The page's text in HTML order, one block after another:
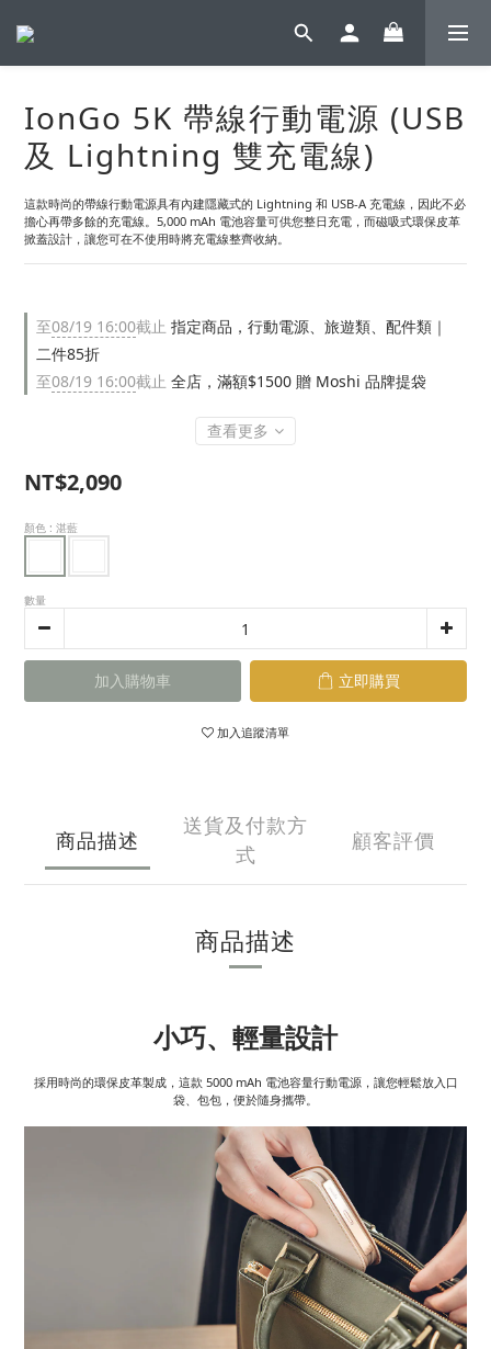
IonGo 5K 帶線行動電源 (USB
及 Lightning 雙充電線)
這款時尚的帶線行動電源具有內建隱藏式的 Lightning 和 USB-A 充電線，因此不必
擔心再帶多餘的充電線。5,000 mAh 電池容量可供您整日充電，而磁吸式環保皮革
掀蓋設計，讓您可在不使用時將充電線整齊收納。
至08/19 16:00截止 指定商品，行動電源、旅遊類、配件類｜
二件85折
至08/19 16:00截止 全店，滿額$1500 贈 Moshi 品牌提袋
查看更多
NT$2,090
顏色 : 湛藍
數量
加入購物車 立即購買
加入追蹤清單
商品描述
送貨及付款方
式
顧客評價
商品描述
小巧、輕量設計
採用時尚的環保皮革製成，這款 5000 mAh 電池容量行動電源，讓您輕鬆放入口
袋、包包，便於隨身攜帶。